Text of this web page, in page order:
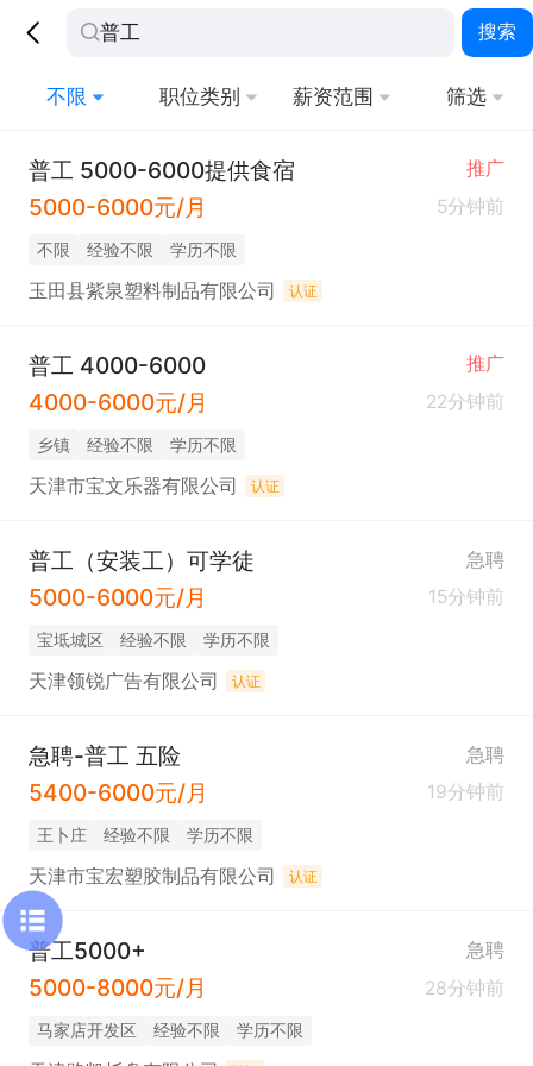
搜索
不限 职位类别 薪资范围 筛选
普工 5000-6000提供食宿 推广
5000-6000元/月 5分钟前
不限 经验不限 学历不限
玉田县紫泉塑料制品有限公司 认证
普工 4000-6000 推广
4000-6000元/月 22分钟前
乡镇 经验不限 学历不限
天津市宝文乐器有限公司 认证
普工（安装工）可学徒 急聘
5000-6000元/月 15分钟前
宝坻城区 经验不限 学历不限
天津领锐广告有限公司 认证
急聘-普工 五险 急聘
5400-6000元/月 19分钟前
王卜庄 经验不限 学历不限
天津市宝宏塑胶制品有限公司 认证
普工5000+ 急聘
5000-8000元/月 28分钟前
马家店开发区 经验不限 学历不限